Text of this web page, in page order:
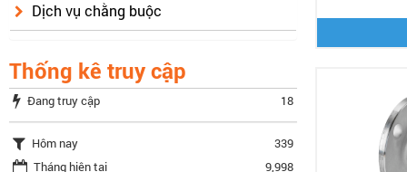
Dịch vụ chằng buộc
Thống kê truy cập
Đang truy cập 18
Hôm nay
339
Tháng hiện tại
9,998